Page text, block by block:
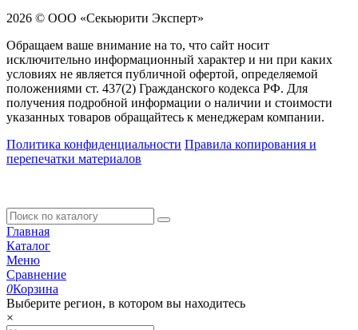
2026 © ООО «Секьюрити Эксперт»
Обращаем ваше внимание на то, что сайт носит
исключительно информационный характер и ни при каких
условиях не является публичной офертой, определяемой
положениями ст. 437(2) Гражданского кодекса РФ. Для
получения подробной информации о наличии и стоимости
указанных товаров обращайтесь к менеджерам компании.
Политика конфиденциальности Правила копирования и
перепечатки материалов
Главная
Каталог
Меню
Сравнение
0Корзина
Выберите регион, в котором вы находитесь
×